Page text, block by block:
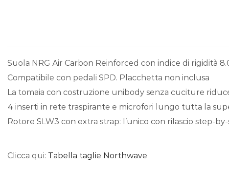
Suola NRG Air Carbon Reinforced con indice di rigidità
Compatibile con pedali SPD. Placchetta non inclusa
La tomaia con costruzione unibody senza cuciture
4 inserti in rete traspirante e microfori lungo tutta la
Rotore SLW3 con extra strap: l’unico con rilascio step-
Clicca qui: Tabella taglie Northwave